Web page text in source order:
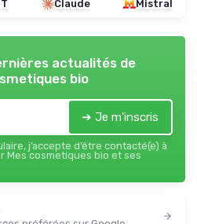
Claude Mistral
actualités de
bio
➔ Je m'inscris
j’accepte d’être contacté(e) à
Mes cosmetiques bio et ses